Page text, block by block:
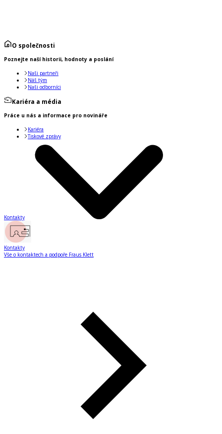
O společnosti
Poznejte naší historii, hodnoty a poslání
Naši partneři
Náš tým
Naši odborníci
Kariéra a média
Práce u nás a informace pro novináře
Kariéra
Tiskové zprávy
Kontakty
Kontakty
Vše o kontaktech a podpoře Fraus Klett